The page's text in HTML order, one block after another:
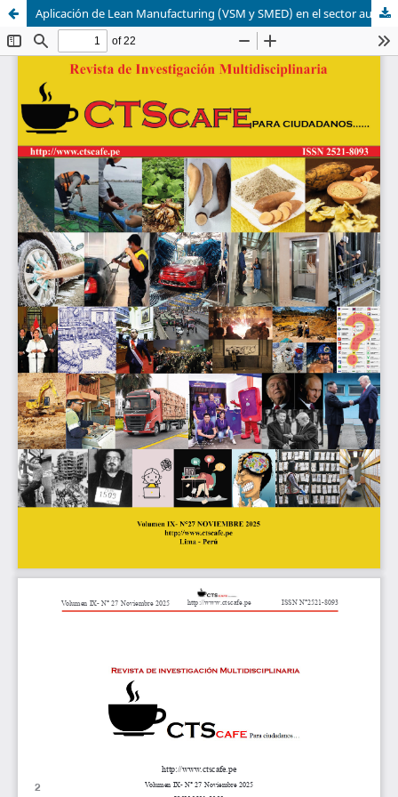
Aplicación de Lean Manufacturing (VSM y SMED) en el sector automotriz para reducir el tiempo de lavado de autos en la empresa D' ROCCE